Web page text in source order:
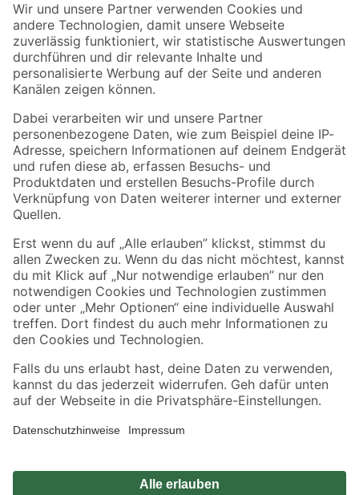
Der toom Newsletter: Keine Angebote und Aktionen mehr verpassen!
Zur Newsletter Anmeldung
Folge uns
Zahlungsarten Versandarten
Sicher einkaufen
Jetzt die toom-App herunterladen
Alle Preisangaben in EUR inkl. gesetzl. MwSt.. Die dargestellten Angebote sind unter
Umständen nicht in allen Märkten verfügbar. Die angegebenen Verfügbarkeiten beziehen
Produkte nur solange der Vorrat reicht.
*Paketversand ab 59 € versandkostenfrei, gilt nicht für Artikel mit Speditionsversand, hier
Privatsphäre Impressum